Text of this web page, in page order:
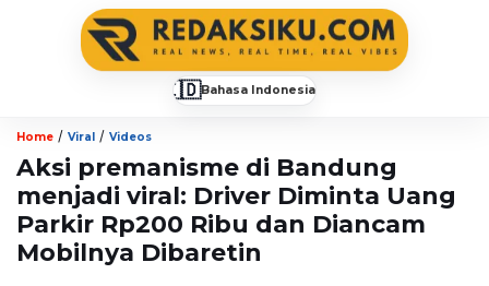
🇮🇩Bahasa Indonesia
Home / Viral / Videos
Aksi premanisme di Bandung
menjadi viral: Driver Diminta Uang
Parkir Rp200 Ribu dan Diancam
Mobilnya Dibaretin